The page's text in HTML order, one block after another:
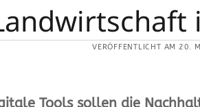
VERÖFFENTLICHT AM 20.
Tools sollen die